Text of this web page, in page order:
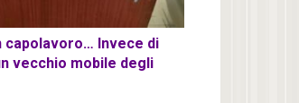
capolavoro… Invece di
vecchio mobile degli